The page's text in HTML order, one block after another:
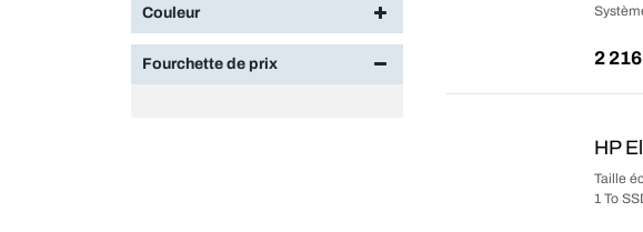
Couleur
Fourchette de prix 2
HP
Taille
1 To